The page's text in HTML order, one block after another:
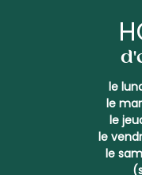
le
le
le
le
le